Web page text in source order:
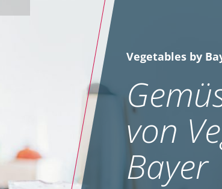
Vegetables by
von
Bayer